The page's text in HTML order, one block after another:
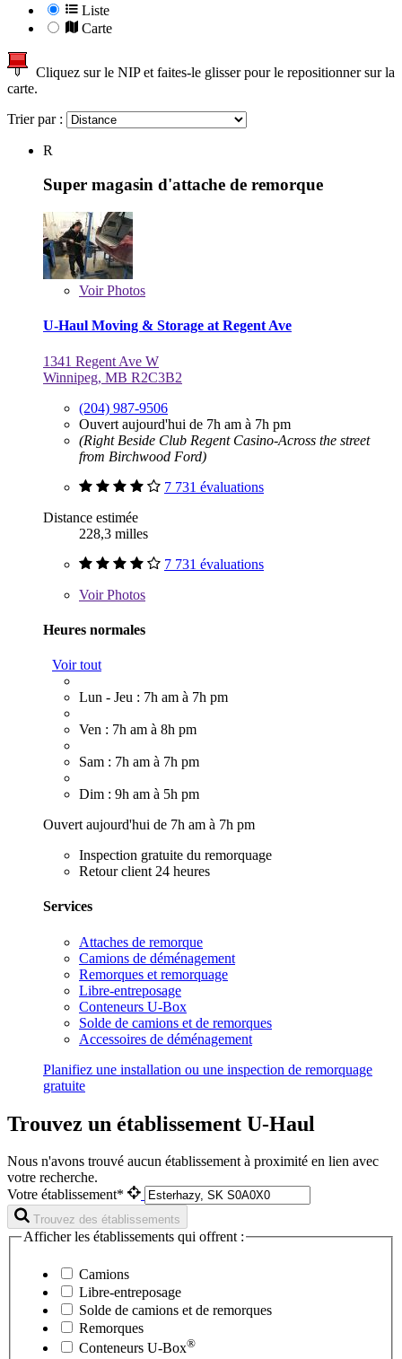
Liste
Carte
Cliquez sur le NIP et faites-le glisser pour le repositionner sur la
carte.
Trier par :
R
Super magasin d'attache de remorque
VoirPhotos
U-Haul Moving & Storage at Regent Ave
1341 Regent Ave W
Winnipeg, MB R2C3B2
(204) 987-9506
Ouvert aujourd'hui de 7h am à 7h pm
(Right Beside Club Regent Casino-Across the street
from Birchwood Ford)
7 731 évaluations
Distance estimée
228,3 milles
7 731 évaluations
VoirPhotos
Heures normales
Voir tout
Lun - Jeu : 7h am à 7h pm
Ven : 7h am à 8h pm
Sam : 7h am à 7h pm
Dim : 9h am à 5h pm
Ouvert aujourd'hui de 7h am à 7h pm
Inspection gratuite du remorquage
Retour client 24 heures
Services
Attaches de remorque
Camions de déménagement
Remorques et remorquage
Libre-entreposage
Conteneurs U-Box
Solde de camions et de remorques
Accessoires de déménagement
Planifiez une installation ou une inspection de remorquage
gratuite
Trouvez un établissement U-Haul
Nous n'avons trouvé aucun établissement à proximité en lien avec
votre recherche.
Votre établissement*
Trouvez des établissements
Afficher les établissements qui offrent :
Camions
Libre-entreposage
Solde de camions et de remorques
Remorques
Conteneurs U-Box®